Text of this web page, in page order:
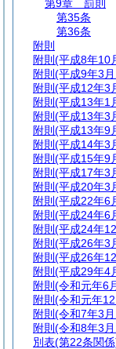
第9章
罰則
第35条
第36条
附則
附則 (平成8年10
附則 (平成9年3
附則 (平成12年3
附則 (平成13年1
附則 (平成13年3
附則 (平成13年9
附則 (平成14年3
附則 (平成15年9
附則 (平成17年3
附則 (平成20年3
附則 (平成22年6
附則 (平成24年6
附則 (平成24年
附則 (平成26年3
附則 (平成26年
附則 (平成29年4
附則 (令和元年6
附則 (令和元年
附則 (令和7年3
附則 (令和8年3
別表(第22条関